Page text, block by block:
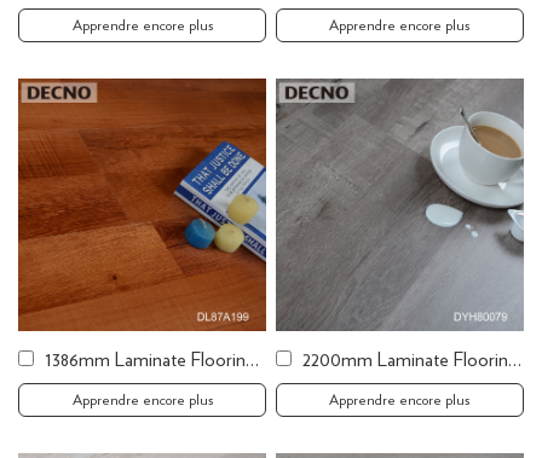
Apprendre encore plus Apprendre encore plus
1386mm Laminate Flooring Laminate Wood Planks
Apprendre encore plus
2200mm Laminate Flooring Cheap Laminate Plank Flooring
Apprendre encore plus